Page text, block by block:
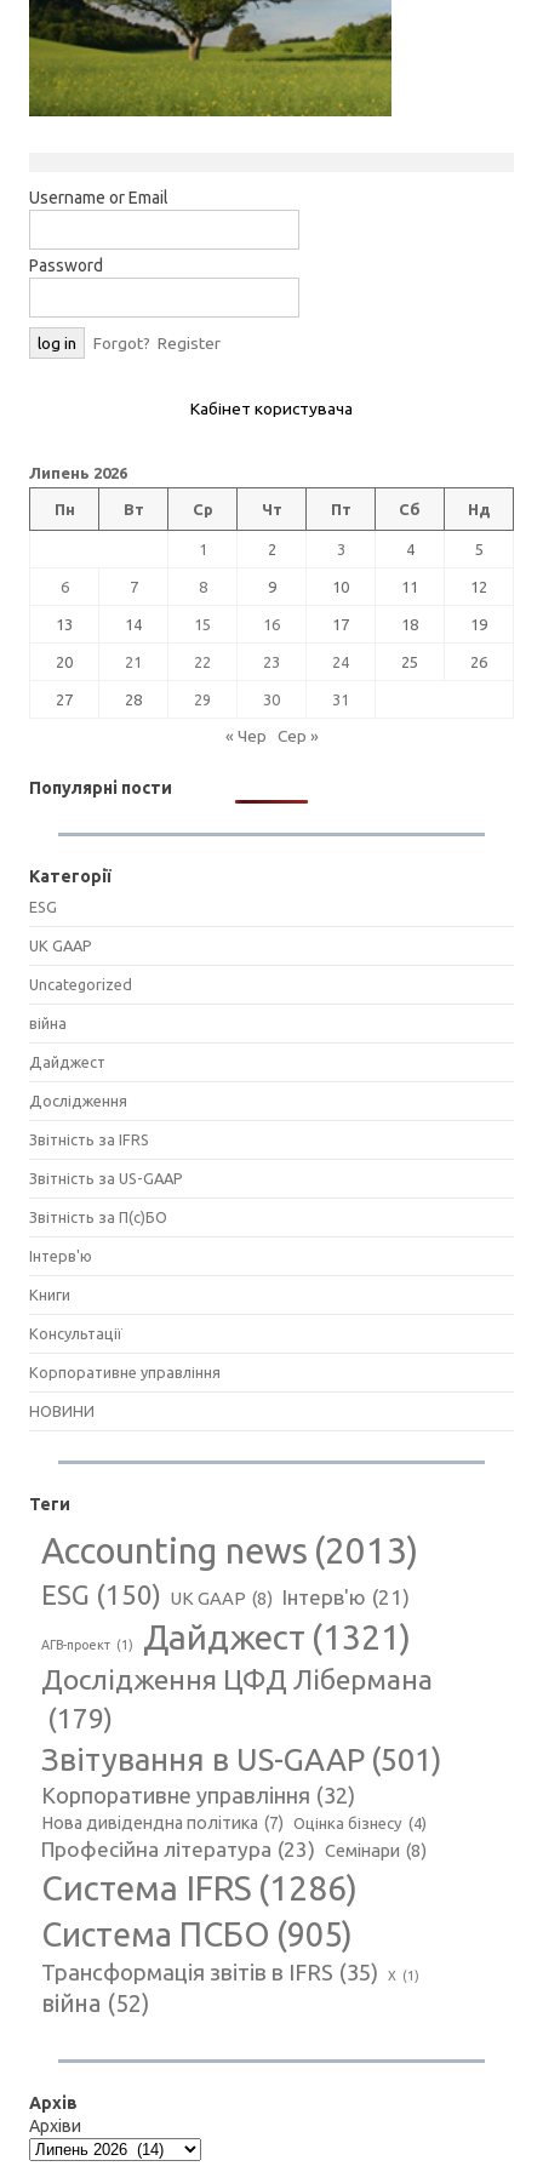
Username or Email
Password
Forgot? Register
Кабінет користувача
Липень 2026
Пн Вт Ср Чт Пт Сб Нд
1 2 3 4 5
6 7 8 9 10 11 12
13 14 15 16 17 18 19
20 21 22 23 24 25 26
27 28 29 30 31
« Чер Сер »
Популярні пости
Категорії
ESG
UK GAAP
Uncategorized
війна
Дайджест
Дослідження
Звітність за IFRS
Звітність за US-GAAP
Звітність за П(с)БО
Інтерв'ю
Книги
Консультації
Корпоративне управління
НОВИНИ
Теги
Accounting news (2013)
ESG (150) UK GAAP (8) Інтерв'ю (21)
АГВ-проект (1) Дайджест (1321)
Дослідження ЦФД Лібермана
(179)
Звітування в US-GAAP (501)
Корпоративне управління (32)
Нова дивідендна політика (7) Оцінка бізнесу (4)
Професійна література (23) Семінари (8)
Система IFRS (1286)
Система ПСБО (905)
Трансформація звітів в IFRS (35) Х (1)
війна (52)
Архів
Архіви